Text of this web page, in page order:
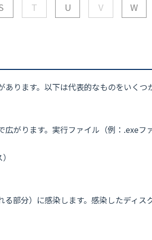
T U V W
ります。以下は代表的なものをいくつ
がります。実行ファイル（例：.exeフ
部分）に感染します。感染したディス